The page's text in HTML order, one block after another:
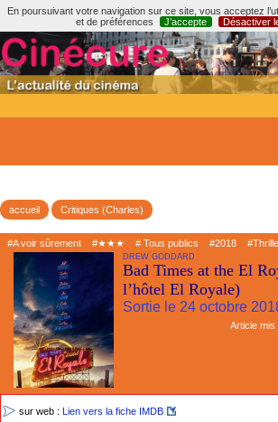
En poursuivant votre navigation sur ce site, vous acceptez
et de préférences
J’accepte Désactiver
accueil Critiques (Charles)
#A voir sûrement #★★★ # Tous publics #2018
DREW GODDARD
Bad Times at the El
l’hôtel El Royale)
Sortie le 24 octobre
Article mis
sur web : Lien vers la fiche IMDB